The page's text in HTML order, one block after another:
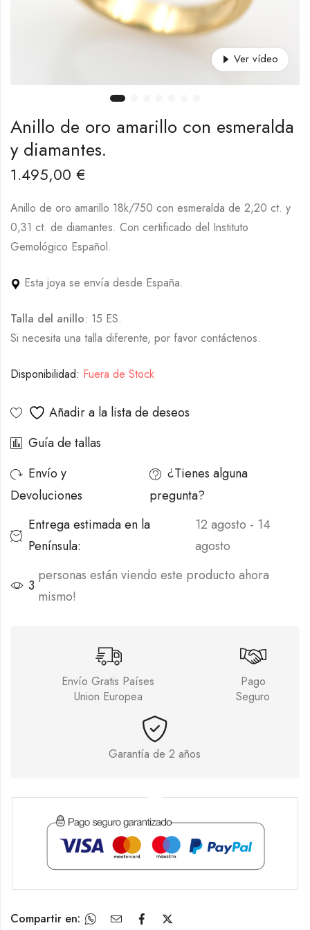
Ver vídeo
Anillo de oro amarillo con esmeralda
y diamantes.
1.495,00 €
Anillo de oro amarillo 18k/750 con esmeralda de 2,20 ct. y
0,31 ct. de diamantes. Con certificado del Instituto
Gemológico Español.
Esta joya se envía desde España.
Talla del anillo: 15 ES.
Si necesita una talla diferente, por favor contáctenos.
Disponibilidad: Fuera de Stock
Añadir a la lista de deseos
Guía de tallas
Envío y
Devoluciones
¿Tienes alguna
pregunta?
Entrega estimada en la
Península:
12 agosto - 14
agosto
3
personas están viendo este producto ahora
mismo!
Envío Gratis Países
Union Europea
Pago
Seguro
Garantía de 2 años
Compartir en: